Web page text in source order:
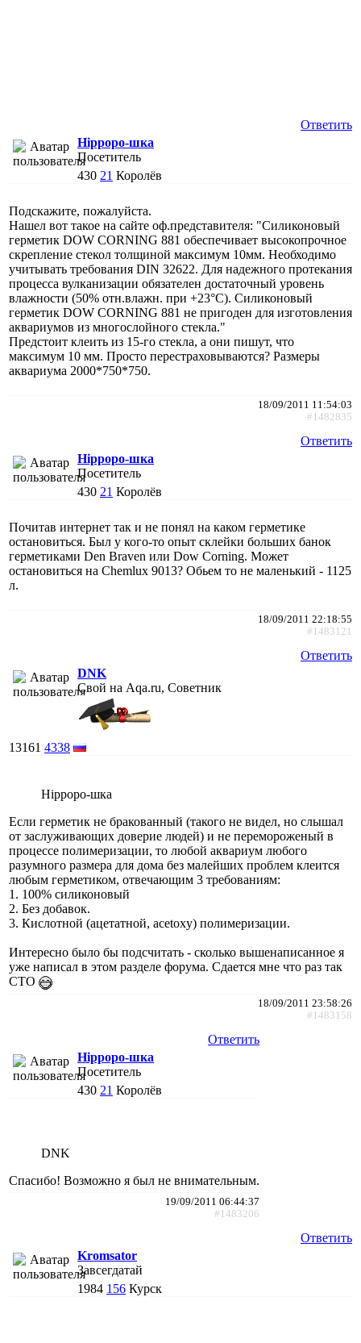
Ответить
Hippopo-шка
Посетитель
430 21 Королёв
Подскажите, пожалуйста.
Нашел вот такое на сайте оф.представителя: "Силиконовый
герметик DOW CORNING 881 обеспечивает высокопрочное
скрепление стекол толщиной максимум 10мм. Необходимо
учитывать требования DIN 32622. Для надежного протекания
процесса вулканизации обязателен достаточный уровень
влажности (50% отн.влажн. при +23°С). Силиконовый
герметик DOW CORNING 881 не пригоден для изготовления
аквариумов из многослойного стекла."
Предстоит клеить из 15-го стекла, а они пишут, что
максимум 10 мм. Просто перестраховываются? Размеры
аквариума 2000*750*750.
18/09/2011 11:54:03
#1482835
Ответить
Hippopo-шка
Посетитель
430 21 Королёв
Почитав интернет так и не понял на каком герметике
остановиться. Был у кого-то опыт склейки больших банок
герметиками Den Braven или Dow Corning. Может
остановиться на Chemlux 9013? Обьем то не маленький - 1125
л.
18/09/2011 22:18:55
#1483121
Ответить
DNK
Свой на Aqa.ru, Советник
13161 4338
Hippopo-шка
Если герметик не бракованный (такого не видел, но слышал
от заслуживающих доверие людей) и не перемороженый в
процессе полимеризации, то любой аквариум любого
разумного размера для дома без малейших проблем клеится
любым герметиком, отвечающим 3 требованиям:
1. 100% силиконовый
2. Без добавок.
3. Кислотной (ацетатной, acetoxy) полимеризации.
Интересно было бы подсчитать - сколько вышенаписанное я
уже написал в этом разделе форума. Сдается мне что раз так
СТО
18/09/2011 23:58:26
#1483158
Ответить
Hippopo-шка
Посетитель
430 21 Королёв
DNK
Спасибо! Возможно я был не внимательным.
19/09/2011 06:44:37
#1483206
Ответить
Kromsator
Завсегдатай
1984 156 Курск